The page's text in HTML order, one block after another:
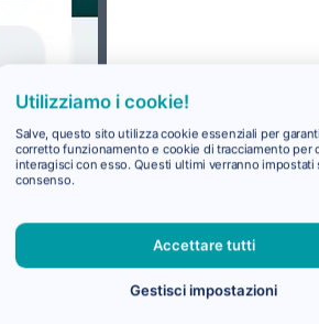
Utilizziamo i cookie!
Salve, questo sito utilizza cookie essenziali per
corretto funzionamento e cookie di tracciamento per
interagisci con esso. Questi ultimi verranno impostati
consenso.
Accettare tutti
Gestisci impostazioni